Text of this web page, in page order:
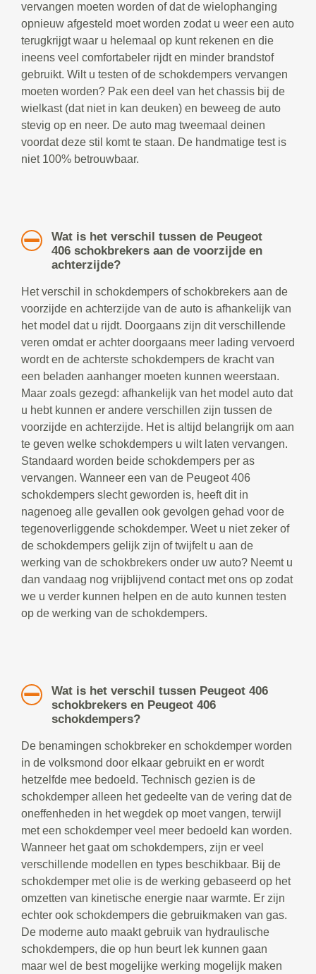
vervangen moeten worden of dat de wielophanging
opnieuw afgesteld moet worden zodat u weer een auto
terugkrijgt waar u helemaal op kunt rekenen en die
ineens veel comfortabeler rijdt en minder brandstof
gebruikt. Wilt u testen of de schokdempers vervangen
moeten worden? Pak een deel van het chassis bij de
wielkast (dat niet in kan deuken) en beweeg de auto
stevig op en neer. De auto mag tweemaal deinen
voordat deze stil komt te staan. De handmatige test is
niet 100% betrouwbaar.
Wat is het verschil tussen de Peugeot
406 schokbrekers aan de voorzijde en
achterzijde?
Het verschil in schokdempers of schokbrekers aan de
voorzijde en achterzijde van de auto is afhankelijk van
het model dat u rijdt. Doorgaans zijn dit verschillende
veren omdat er achter doorgaans meer lading vervoerd
wordt en de achterste schokdempers de kracht van
een beladen aanhanger moeten kunnen weerstaan.
Maar zoals gezegd: afhankelijk van het model auto dat
u hebt kunnen er andere verschillen zijn tussen de
voorzijde en achterzijde. Het is altijd belangrijk om aan
te geven welke schokdempers u wilt laten vervangen.
Standaard worden beide schokdempers per as
vervangen. Wanneer een van de Peugeot 406
schokdempers slecht geworden is, heeft dit in
nagenoeg alle gevallen ook gevolgen gehad voor de
tegenoverliggende schokdemper. Weet u niet zeker of
de schokdempers gelijk zijn of twijfelt u aan de
werking van de schokbrekers onder uw auto? Neemt u
dan vandaag nog vrijblijvend contact met ons op zodat
we u verder kunnen helpen en de auto kunnen testen
op de werking van de schokdempers.
Wat is het verschil tussen Peugeot 406
schokbrekers en Peugeot 406
schokdempers?
De benamingen schokbreker en schokdemper worden
in de volksmond door elkaar gebruikt en er wordt
hetzelfde mee bedoeld. Technisch gezien is de
schokdemper alleen het gedeelte van de vering dat de
oneffenheden in het wegdek op moet vangen, terwijl
met een schokdemper veel meer bedoeld kan worden.
Wanneer het gaat om schokdempers, zijn er veel
verschillende modellen en types beschikbaar. Bij de
schokdemper met olie is de werking gebaseerd op het
omzetten van kinetische energie naar warmte. Er zijn
echter ook schokdempers die gebruikmaken van gas.
De moderne auto maakt gebruik van hydraulische
schokdempers, die op hun beurt lek kunnen gaan
maar wel de best mogelijke werking mogelijk maken